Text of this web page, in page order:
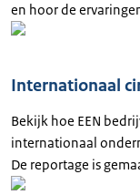
tekst
en hoor de
Internationaal
Bekijk hoe EEN
internationaal
De reportage is